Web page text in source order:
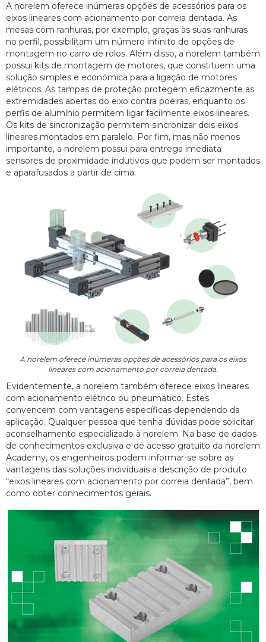
A norelem oferece inúmeras opções de acessórios para os
eixos lineares com acionamento por correia dentada. As
mesas com ranhuras, por exemplo, graças às suas ranhuras
no perfil, possibilitam um número infinito de opções de
montagem no carro de rolos. Além disso, a norelem também
possui kits de montagem de motores, que constituem uma
solução simples e económica para a ligação de motores
elétricos. As tampas de proteção protegem eficazmente as
extremidades abertas do eixo contra poeiras, enquanto os
perfis de alumínio permitem ligar facilmente eixos lineares.
Os kits de sincronização permitem sincronizar dois eixos
lineares montados em paralelo. Por fim, mas não menos
importante, a norelem possui para entrega imediata
sensores de proximidade indutivos que podem ser montados
e aparafusados a partir de cima.
A norelem oferece inúmeras opções de acessórios para os eixos
lineares com acionamento por correia dentada.
Evidentemente, a norelem também oferece eixos lineares
com acionamento elétrico ou pneumático. Estes
convencem com vantagens específicas dependendo da
aplicação. Qualquer pessoa que tenha dúvidas pode solicitar
aconselhamento especializado à norelem. Na base de dados
de conhecimentos exclusiva e de acesso gratuito da norelem
Academy, os engenheiros podem informar-se sobre as
vantagens das soluções individuais a descrição de produto
“eixos lineares com acionamento por correia dentada”, bem
como obter conhecimentos gerais.